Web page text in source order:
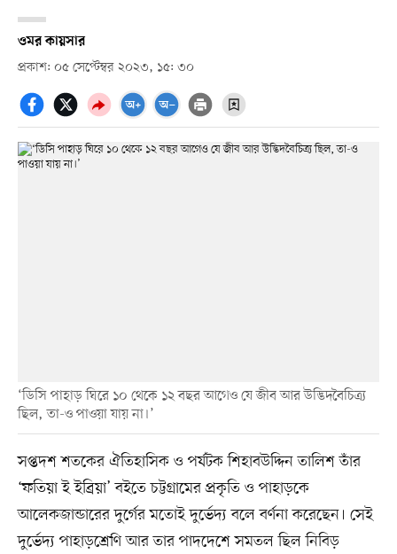
ওমর কায়সার
প্রকাশ: ০৫ সেপ্টেম্বর ২০২৩, ১৫: ৩০
‘ডিসি পাহাড় ঘিরে ১০ থেকে ১২ বছর আগেও যে জীব আর উদ্ভিদবৈচিত্র্য
ছিল, তা-ও পাওয়া যায় না।’
সপ্তদশ শতকের ঐতিহাসিক ও পর্যটক শিহাবউদ্দিন তালিশ তাঁর
‘ফতিয়া ই ইব্রিয়া’ বইতে চট্টগ্রামের প্রকৃতি ও পাহাড়কে
আলেকজান্ডারের দুর্গের মতোই দুর্ভেদ্য বলে বর্ণনা করেছেন। সেই
দুর্ভেদ্য পাহাড়শ্রেণি আর তার পাদদেশে সমতল ছিল নিবিড়